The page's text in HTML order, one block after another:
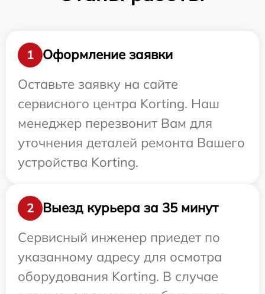
1
Оформление заявки
Оставьте заявку на сайте
сервисного центра Korting. Наш
менеджер перезвонит Вам для
уточнения деталей ремонта Вашего
устройства Korting.
2
Выезд курьера за 35 минут
Сервисный инженер приедет по
указанному адресу для осмотра
оборудования Korting. В случае